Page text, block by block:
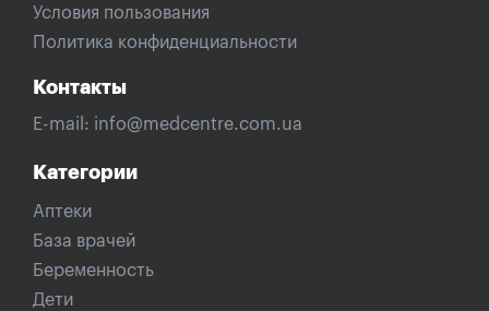
Условия пользования
Политика конфиденциальности
Контакты
E-mail: info@medcentre.com.ua
Категории
Аптеки
База врачей
Беременность
Дети